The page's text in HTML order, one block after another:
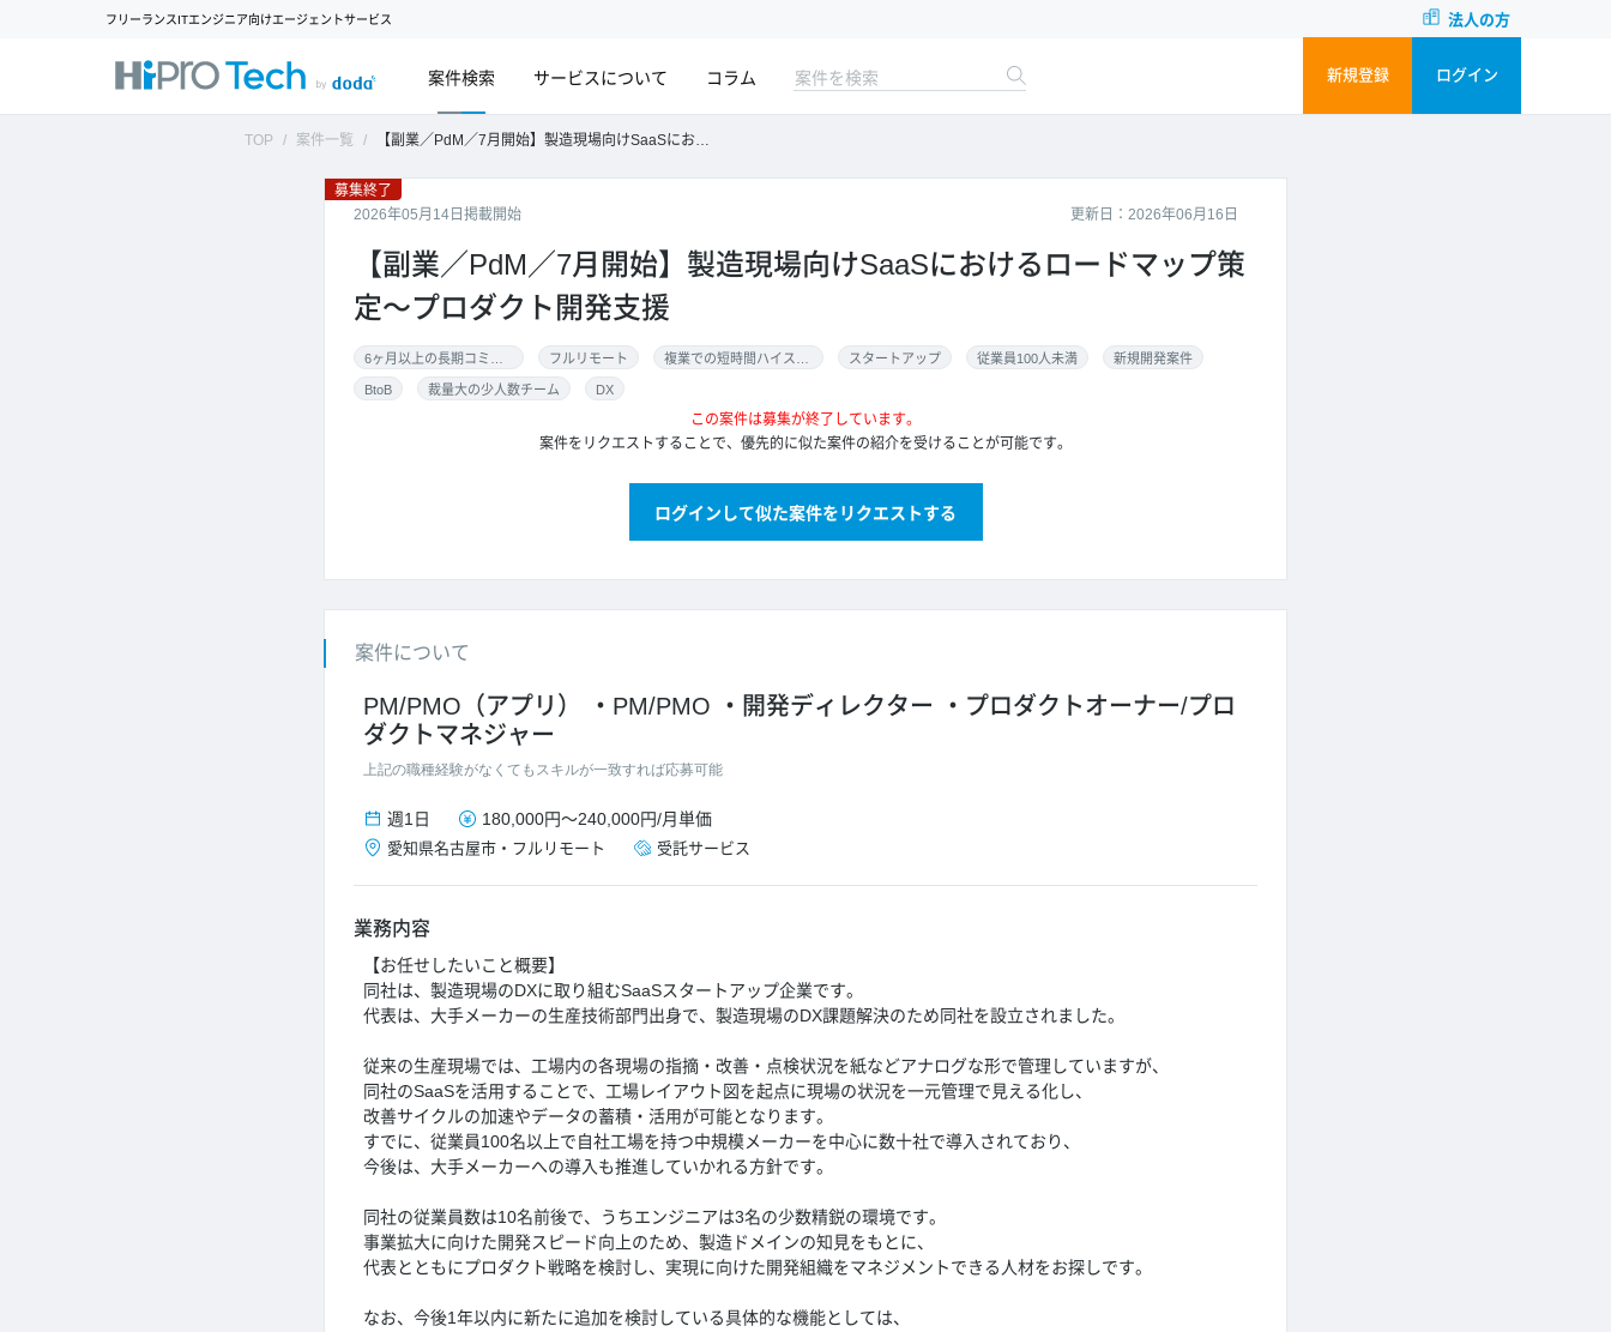
フリーランスITエンジニア向けエージェントサービス 法人の方
新規登録 ログイン
案件検索 サービスについて コラム
TOP 案件一覧 【副業／PdM／7月開始】製造現場向けSaaSにおけるロードマップ策定～プロダクト開発支援
更新日：2026年06月16日
募集終了
2026年05月14日掲載開始
【副業／PdM／7月開始】製造現場向けSaaSにおけるロードマップ策
定～プロダクト開発支援
フルリモート スタートアップ 従業員100人未満 新規開発案件
BtoB 裁量大の少人数チーム DX
この案件は募集が終了しています。
案件をリクエストすることで、優先的に似た案件の紹介を受けることが可能です。
ログインして似た案件をリクエストする
案件について
PM/PMO（アプリ） PM/PMO 開発ディレクター
プロダクトオーナー/プロ
ダクトマネジャー
上記の職種経験がなくてもスキルが一致すれば応募可能
週1日 180,000円～240,000円/月単価
愛知県名古屋市 ・ フルリモート 受託サービス
業務内容
【お任せしたいこと概要】
同社は、製造現場のDXに取り組むSaaSスタートアップ企業です。
代表は、大手メーカーの生産技術部門出身で、製造現場のDX課題解決のため同社を設立されました。
従来の生産現場では、工場内の各現場の指摘・改善・点検状況を紙などアナログな形で管理していますが、
同社のSaaSを活用することで、工場レイアウト図を起点に現場の状況を一元管理で見える化し、
改善サイクルの加速やデータの蓄積・活用が可能となります。
すでに、従業員100名以上で自社工場を持つ中規模メーカーを中心に数十社で導入されており、
今後は、大手メーカーへの導入も推進していかれる方針です。
同社の従業員数は10名前後で、うちエンジニアは3名の少数精鋭の環境です。
事業拡大に向けた開発スピード向上のため、製造ドメインの知見をもとに、
代表とともにプロダクト戦略を検討し、実現に向けた開発組織をマネジメントできる人材をお探しです。
なお、今後1年以内に新たに追加を検討している具体的な機能としては、